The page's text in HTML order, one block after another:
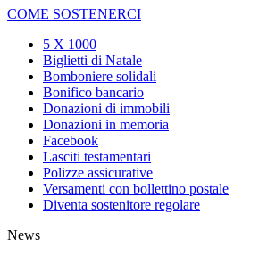
COME SOSTENERCI
5 X 1000
Biglietti di Natale
Bomboniere solidali
Bonifico bancario
Donazioni di immobili
Donazioni in memoria
Facebook
Lasciti testamentari
Polizze assicurative
Versamenti con bollettino postale
Diventa sostenitore regolare
News